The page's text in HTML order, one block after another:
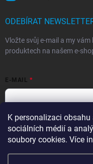
K personalizaci
sociálních médií a
soubory cookies. Více
ODEBÍRAT
Vložte svůj e-mail a my
produktech na našem e-
E-MAIL
Souhlasím spodmínkami
Přihlásit se